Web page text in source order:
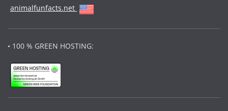
animalfunfacts.net
• 100 % GREEN HOSTING: